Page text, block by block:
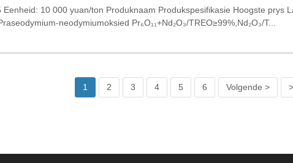
Eenheid: 10 000 yuan/ton Produknaam Produkspesifikasie Hoogste prys
neodymiumoksied Pr₆O₁₁+Nd₂O₃/TREO≥99%,Nd₂O₃/T...
1 2 3 4 5 6 Volgende >